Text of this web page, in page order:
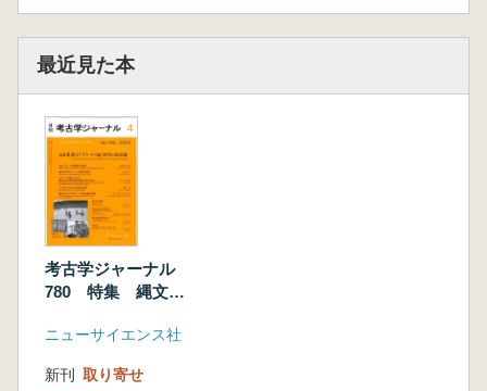
最近見た本
考古学ジャーナル
780 特集 縄文
究の最前線
ニューサイエンス社
新刊 取り寄せ